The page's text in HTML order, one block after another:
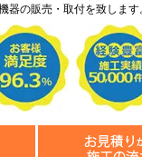
の販売・取付を致しま